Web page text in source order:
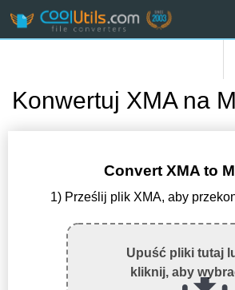
Konwertuj XMA na
Convert XMA to
1) Prześlij plik XMA, aby
Upuść pliki tutaj
kliknij, aby